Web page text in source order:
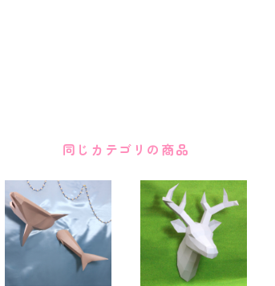
同じカテゴリの商品